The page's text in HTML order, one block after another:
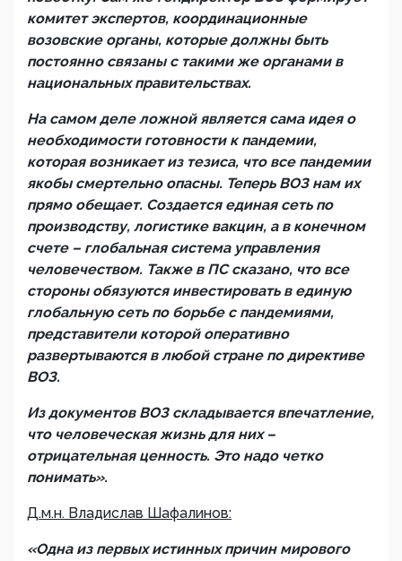
комитет экспертов, координационные
возовские органы, которые должны быть
постоянно связаны с такими же органами в
национальных правительствах.
На самом деле ложной является сама идея о
необходимости готовности к пандемии,
которая возникает из тезиса, что все пандемии
якобы смертельно опасны. Теперь ВОЗ нам их
прямо обещает. Создается единая сеть по
производству, логистике вакцин, а в конечном
счете – глобальная система управления
человечеством. Также в ПС сказано, что все
стороны обязуются инвестировать в единую
глобальную сеть по борьбе с пандемиями,
представители которой оперативно
развертываются в любой стране по директиве
ВОЗ.
Из документов ВОЗ складывается впечатление,
что человеческая жизнь для них –
отрицательная ценность. Это надо четко
понимать».
Д.м.н. Владислав Шафалинов:
«Одна из первых истинных причин мирового